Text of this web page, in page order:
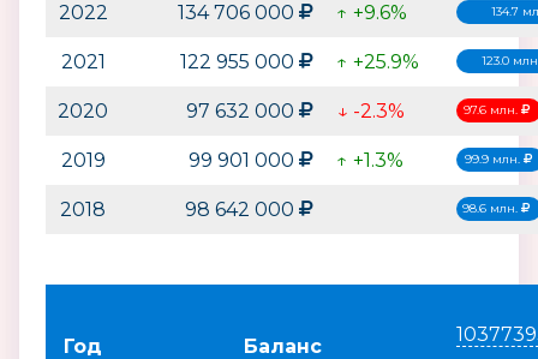
2022 134 706 000 ↑ +9.6% 134.7
2021 122 955 000 ↑ +25.9% 123.0
2020 97 632 000 ↓ -2.3% 97.6 млн.
2019 99 901 000 ↑ +1.3% 99.9 млн.
2018 98 642 000 98.6 млн.
Год Баланс